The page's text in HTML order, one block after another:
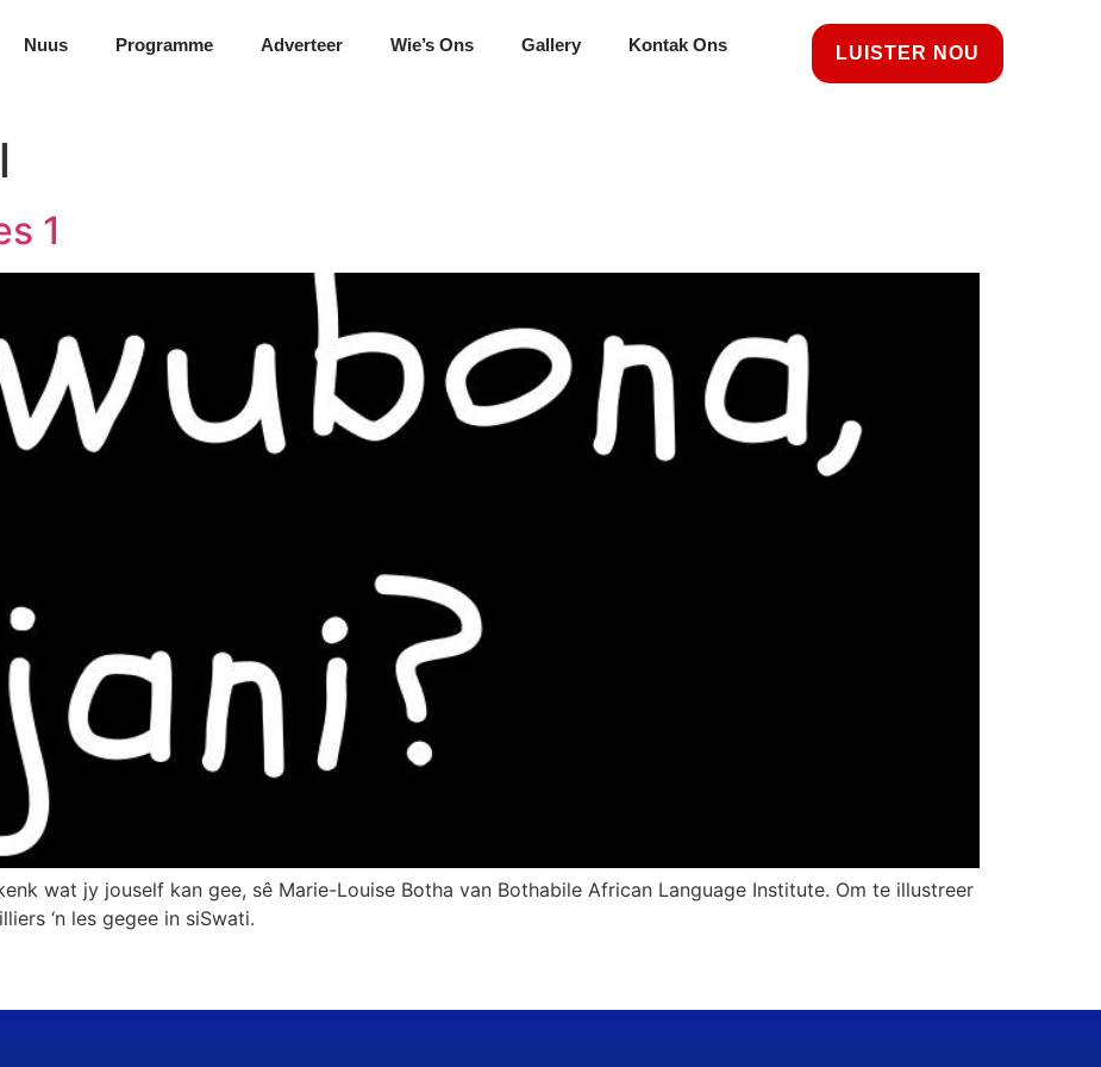
Nuus Programme Adverteer Wie’s Ons Gallery Kontak Ons LUISTER NOU
1
wat jy jouself kan gee, sê Marie-Louise Botha van Bothabile African Language Institute. Om te illustreer
‘n les gegee in siSwati.